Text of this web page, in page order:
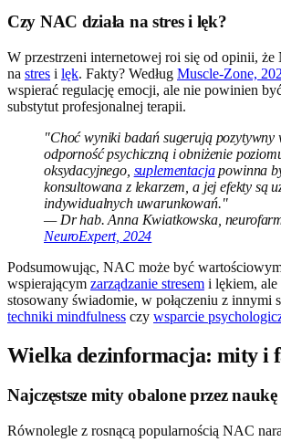
Czy NAC działa na stres i lęk?
W przestrzeni internetowej roi się od opinii, że
na stres i lęk. Fakty? Według Muscle-Zone,
wspierać regulację emocji, ale nie powinien
substytut profesjonalnej terapii.
"Choć wyniki badań sugerują pozytywny
odporność psychiczną i obniżenie
oksydacyjnego, suplementacjapowinna
konsultowana z lekarzem, a jej efekty są
indywidualnych uwarunkowań."
— Dr hab. Anna Kwiatkowska,
NeuroExpert, 2024
Podsumowując, NAC może być
wspierającym zarządzanie stresem i lękiem,
stosowany świadomie, w połączeniu z innymi
techniki mindfulness czy wsparcie
Wielka dezinformacja: mity i
Najczęstsze mity obalone przez naukę
Równolegle z rosnącą popularnością NAC